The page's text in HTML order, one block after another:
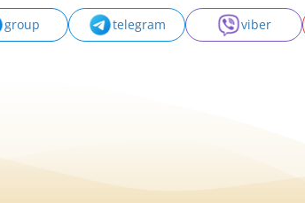
group telegram viber